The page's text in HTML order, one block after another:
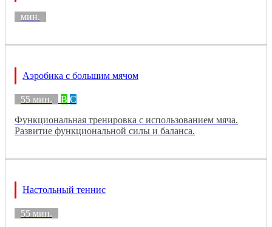
мин.
Аэробика с большим мячом
55 мин. B C
Функциональная тренировка с использованием мяча.
Развитие функциональной силы и баланса.
Настольный теннис
55 мин.